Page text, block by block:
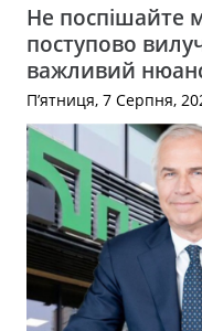
Не поспішайте
поступово
важливий
П’ятниця, 7 Серпня,